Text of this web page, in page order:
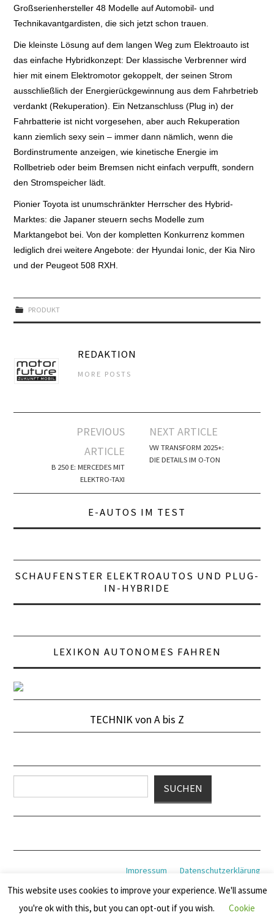
Großserienhersteller 48 Modelle auf Automobil- und
Technikavantgardisten, die sich jetzt schon trauen.
Die kleinste Lösung auf dem langen Weg zum Elektroauto ist
das einfache Hybridkonzept: Der klassische Verbrenner wird
hier mit einem Elektromotor gekoppelt, der seinen Strom
ausschließlich der Energierückgewinnung aus dem Fahrbetrieb
verdankt (Rekuperation). Ein Netzanschluss (Plug in) der
Fahrbatterie ist nicht vorgesehen, aber auch Rekuperation
kann ziemlich sexy sein – immer dann nämlich, wenn die
Bordinstrumente anzeigen, wie kinetische Energie im
Rollbetrieb oder beim Bremsen nicht einfach verpufft, sondern
den Stromspeicher lädt.
Pionier Toyota ist unumschränkter Herrscher des Hybrid-
Marktes: die Japaner steuern sechs Modelle zum
Marktangebot bei. Von der kompletten Konkurrenz kommen
lediglich drei weitere Angebote: der Hyundai Ionic, der Kia Niro
und der Peugeot 508 RXH.
PRODUKT
REDAKTION
MORE POSTS
Navigation
PREVIOUS
ARTICLE
B 250 E: MERCEDES MIT
ELEKTRO-TAXI
NEXT ARTICLE
VW TRANSFORM 2025+:
DIE DETAILS IM O-TON
E-AUTOS IM TEST
SCHAUFENSTER ELEKTROAUTOS UND PLUG-
IN-HYBRIDE
LEXIKON AUTONOMES FAHREN
TECHNIK von A bis Z
SUCHEN
Datenschutzerklärung
Impressum
This website uses cookies to improve your experience. We'll assume
you're ok with this, but you can opt-out if you wish.
Cookie